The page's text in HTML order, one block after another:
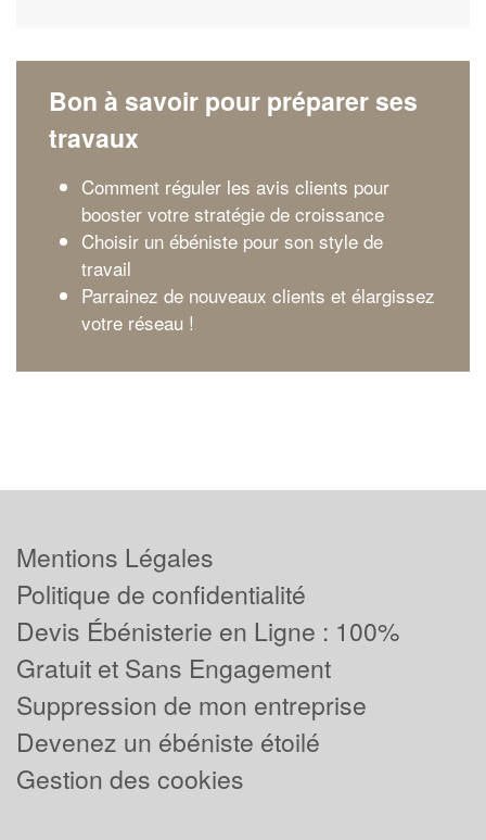
Bon à savoir pour préparer ses
travaux
Comment réguler les avis clients pour
booster votre stratégie de croissance
Choisir un ébéniste pour son style de
travail
Parrainez de nouveaux clients et élargissez
votre réseau !
Mentions Légales
Politique de confidentialité
Devis Ébénisterie en Ligne : 100%
Gratuit et Sans Engagement
Suppression de mon entreprise
Devenez un ébéniste étoilé
Gestion des cookies